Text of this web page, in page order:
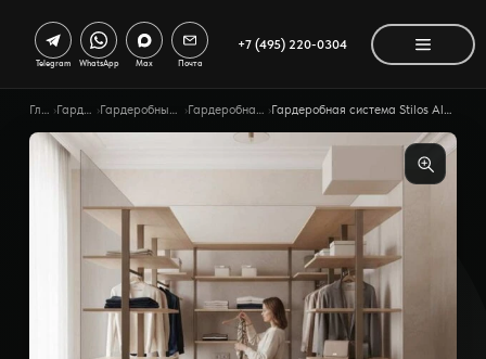
+7 (495) 220-0304
Telegram WhatsApp Max Почта
Главная › Гардеробные › Гардеробные по помещению › Гардеробная для взрослых › Гардеробная система Stilos Alum ссимметричной композицией